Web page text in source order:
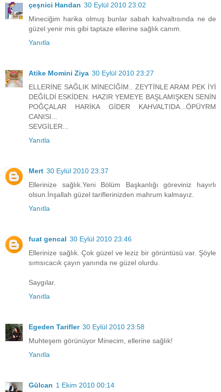
çeşnici Handan 30 Eylül 2010 23:02
Mineciğim harika olmuş bunlar sabah kahvaltısında ne de
güzel yenir mis gibi taptaze ellerine sağlık canım.
Yanıtla
Atike Momini Ziya 30 Eylül 2010 23:27
ELLERİNE SAĞLIK MİNECİĞİM.. ZEYTİNLE ARAM PEK İYİ
DEĞİLDİ ESKİDEN. HAZIR YEMEYE BAŞLAMIŞKEN SENİN
POĞÇALAR HARİKA GİDER KAHVALTIDA...ÖPÜYRM
CANISI...
SEVGİLER...
Yanıtla
Mert 30 Eylül 2010 23:37
Ellerinize sağlık.Yeni Bölüm Başkanlığı göreviniz hayırlı
olsun.İnşallah güzel tariflerinizden mahrum kalmayız.
Yanıtla
fuat gencal 30 Eylül 2010 23:46
Ellerinize sağlık. Çok güzel ve leziz bir görüntüsü var. Şöyle
sımsıcacık çayın yanında ne güzel olurdu.
Saygılar.
Yanıtla
Egeden Tarifler 30 Eylül 2010 23:58
Muhteşem görünüyor Minecim, ellerine sağlık!
Yanıtla
Gülcan 1 Ekim 2010 00:14